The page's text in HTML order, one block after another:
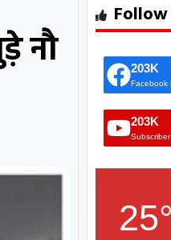
नौ
Follow
203K
Facebook
203K
Subscriber